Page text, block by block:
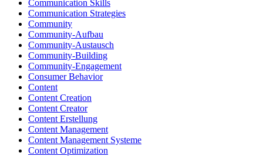
Communication Skills
Communication Strategies
Community
Community-Aufbau
Community-Austausch
Community-Building
Community-Engagement
Consumer Behavior
Content
Content Creation
Content Creator
Content Erstellung
Content Management
Content Management Systeme
Content Optimization